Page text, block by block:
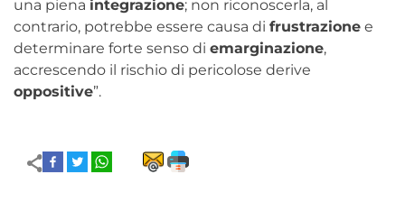
una piena integrazione; non riconoscerla, al
contrario, potrebbe essere causa di frustrazione e
determinare forte senso di emarginazione,
accrescendo il rischio di pericolose derive
oppositive”.